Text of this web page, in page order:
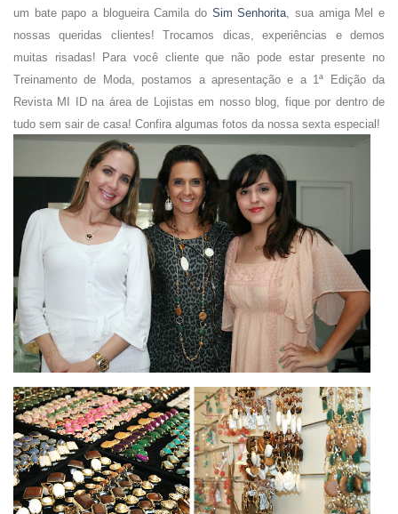
um bate papo a blogueira Camila do Sim Senhorita , sua amiga Mel e
nossas queridas clientes! Trocamos dicas, experiências e demos
muitas risadas! Para você cliente que não pode estar presente no
Treinamento de Moda, postamos a apresentação e a 1ª Edição da
Revista MI ID na área de Lojistas em nosso blog, fique por dentro de
tudo sem sair de casa! Confira algumas fotos da nossa sexta especial!